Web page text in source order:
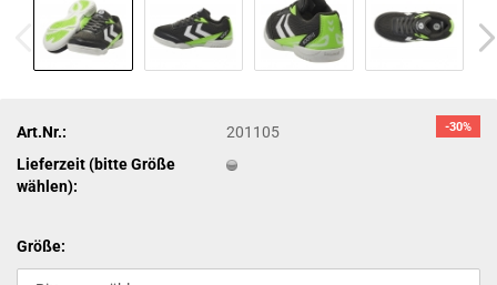
-30%
Art.Nr.:
201105
Lieferzeit (bitte Größe
wählen):
Größe: